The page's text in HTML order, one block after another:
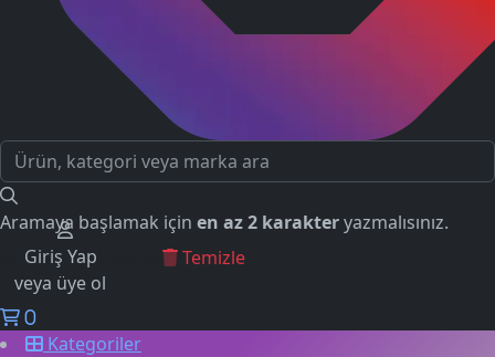
Aramaya başlamak için en az 2 karakteryazmalısınız.
GEÇMİŞ ARAMALAR
Temizle
Giriş Yap
veya üye ol
0
Kategoriler